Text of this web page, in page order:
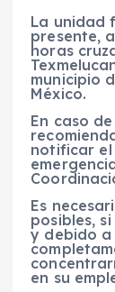
La unidad
presente,
horas
municipio
México.
En caso
notificar el
Es
posibles,
y debido a
en su